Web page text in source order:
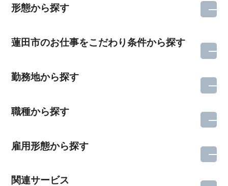
形態から探す
蓮田市のお仕事をこだわり条件から探す
勤務地から探す
職種から探す
雇用形態から探す
関連サービス